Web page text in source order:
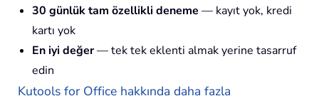
30 günlük tam özellikli deneme — kayıt yok, kredi
kartı yok
En iyi değer— tek tek eklenti almak yerine tasarruf
edin
Kutools for Office hakkında daha fazla